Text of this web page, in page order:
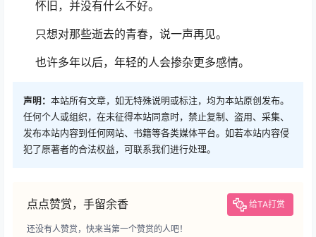
怀旧，并没有什么不好。
只想对那些逝去的青春，说一声再见。
也许多年以后，年轻的人会掺杂更多感情。
声明： 本站所有文章，如无特殊说明或标注，均为本站原创发布。
任何个人或组织，在未征得本站同意时，禁止复制、盗用、采集、
发布本站内容到任何网站、书籍等各类媒体平台。如若本站内容侵
犯了原著者的合法权益，可联系我们进行处理。
点点赞赏，手留余香 给TA打赏
还没有人赞赏，快来当第一个赞赏的人吧！